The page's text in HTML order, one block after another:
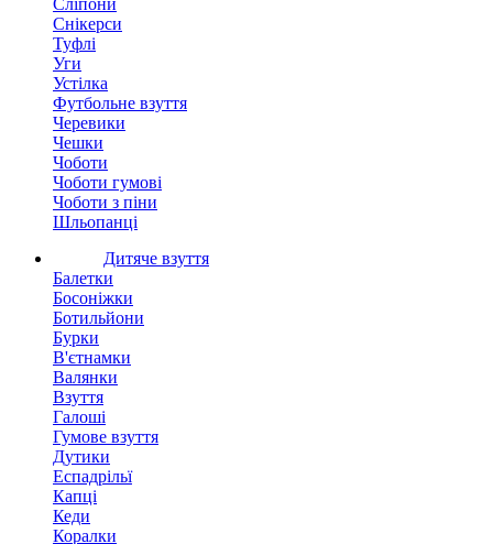
Сліпони
Снікерси
Туфлі
Уги
Устілка
Футбольне взуття
Черевики
Чешки
Чоботи
Чоботи гумові
Чоботи з піни
Шльопанці
Дитяче взуття
Балетки
Босоніжки
Ботильйони
Бурки
В'єтнамки
Валянки
Взуття
Галоші
Гумове взуття
Дутики
Еспадрільї
Капці
Кеди
Коралки